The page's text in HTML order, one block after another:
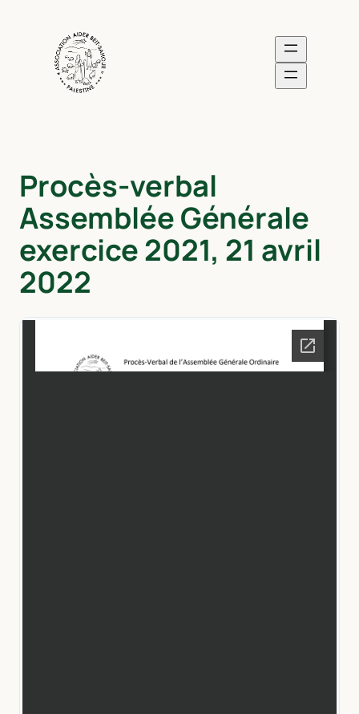
Procès-verbal
Assemblée Générale
exercice 2021, 21 avril
2022